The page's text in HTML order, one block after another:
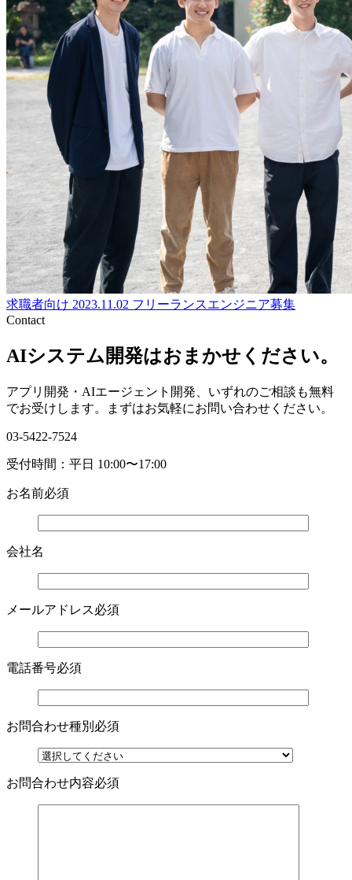
求職者向け 2023.11.02 フリーランスエンジニア募集
Contact
AIシステム開発はおまかせください。
アプリ開発・AIエージェント開発、いずれのご相談も無料
でお受けします。まずはお気軽にお問い合わせください。
03-5422-7524
受付時間：平日 10:00〜17:00
お名前必須
会社名
メールアドレス必須
電話番号必須
お問合わせ種別 必須
お問合わせ内容必須